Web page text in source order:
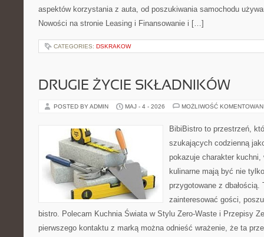
aspektów korzystania z auta, od poszukiwania samochodu
Nowości na stronie Leasing i Finansowanie i […]
CATEGORIES: DSKRAKOW
DRUGIE ŻYCIE SKŁADNIKÓW
POSTED BY ADMIN MAJ - 4 - 2026 MOŻLIWOŚĆ
BibiBistro to przestrzeń,
szukających codzienną
pokazuje charakter
kulinarne mają być nie
przygotowane z
zainteresować gości,
bistro. Polecam Kuchnia Świata w Stylu Zero-Waste i Przepisy
pierwszego kontaktu z marką można odnieść wrażenie, że ta